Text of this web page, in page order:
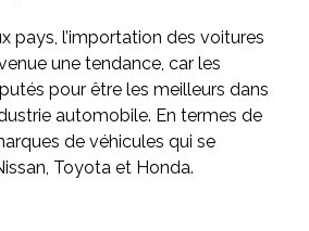
pays, l’importation des voitures
une tendance, car les
pour être les meilleurs dans
automobile. En termes de
de véhicules qui se
Toyota et Honda.